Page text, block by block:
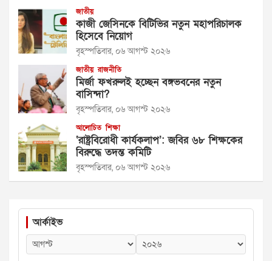
জাতীয়
কাজী জেসিনকে বিটিভির নতুন মহাপরিচালক
হিসেবে নিয়োগ
বৃহস্পতিবার, ০৬ আগস্ট ২০২৬
জাতীয় রাজনীতি
মির্জা ফখরুলই হচ্ছেন বঙ্গভবনের নতুন
বাসিন্দা?
বৃহস্পতিবার, ০৬ আগস্ট ২০২৬
আলোচিত শিক্ষা
‘রাষ্ট্রবিরোধী কার্যকলাপ’: জবির ৬৮ শিক্ষকের
বিরুদ্ধে তদন্ত কমিটি
বৃহস্পতিবার, ০৬ আগস্ট ২০২৬
আর্কাইভ